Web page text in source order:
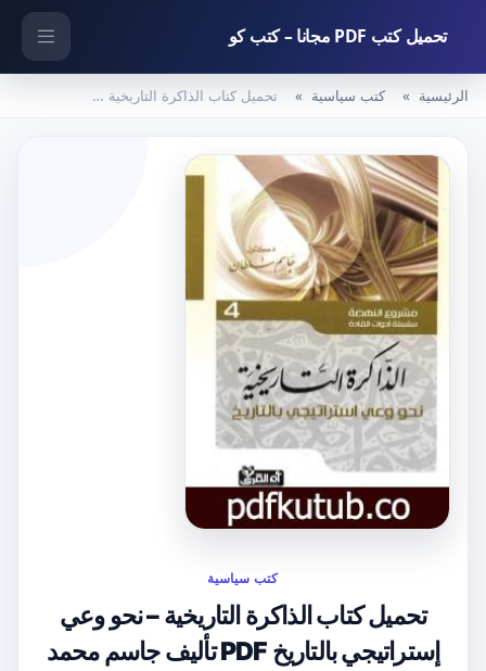
تحميل كتب PDF مجانا – كتب كو
الرئيسية كتب سياسية تحميل كتاب الذاكرة التاريخية – نحو وعي إستراتيجي بالتاريخ PDF تأليف جاسم محمد سلطان مجانا [كامل]
كتب سياسية
تحميل كتاب الذاكرة التاريخية – نحو وعي
إستراتيجي بالتاريخ PDF تأليف جاسم محمد